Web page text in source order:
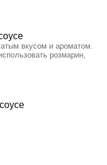
вкусом и ароматом.
розмарин,